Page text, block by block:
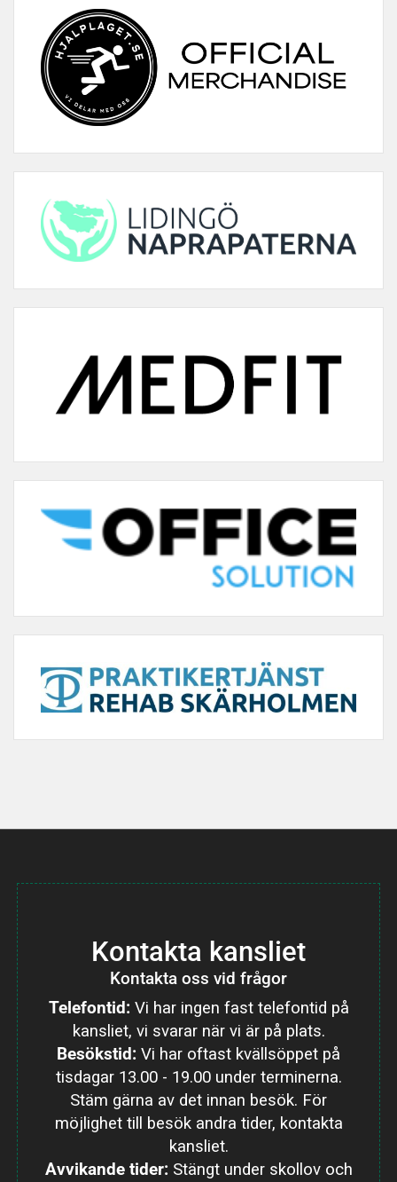
Kontakta kansliet
Kontakta oss vid frågor
Telefontid: Vi har ingen fast telefontid på
kansliet, vi svarar när vi är på plats.
Besökstid: Vi har oftast kvällsöppet på
tisdagar 13.00 - 19.00 under terminerna.
Stäm gärna av det innan besök. För
möjlighet till besök andra tider, kontakta
kansliet.
Avvikande tider: Stängt under skollov och